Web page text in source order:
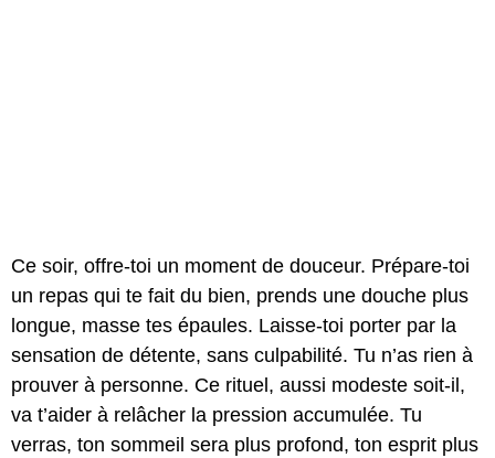
Ce soir, offre-toi un moment de douceur. Prépare-toi
un repas qui te fait du bien, prends une douche plus
longue, masse tes épaules. Laisse-toi porter par la
sensation de détente, sans culpabilité. Tu n’as rien à
prouver à personne. Ce rituel, aussi modeste soit-il,
va t’aider à relâcher la pression accumulée. Tu
verras, ton sommeil sera plus profond, ton esprit plus